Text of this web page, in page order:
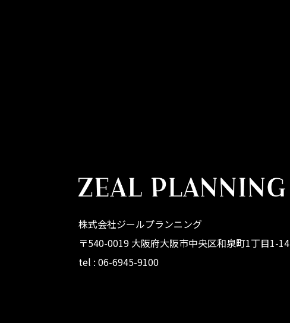
株式会社ジールプランニング
〒540-0019 大阪府大阪市中央区和泉町1丁目1-14
tel : 06-6945-9100